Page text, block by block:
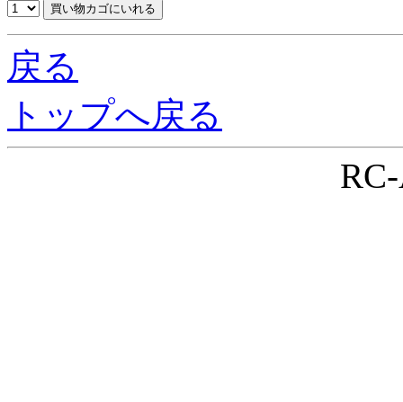
戻る
トップへ戻る